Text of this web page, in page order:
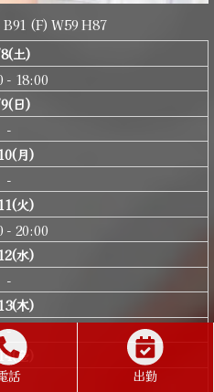
(F) W59 H87
土)
- 18:00
日)
-
月)
-
火)
- 20:00
水)
-
木)
-
金)
-話 出勤